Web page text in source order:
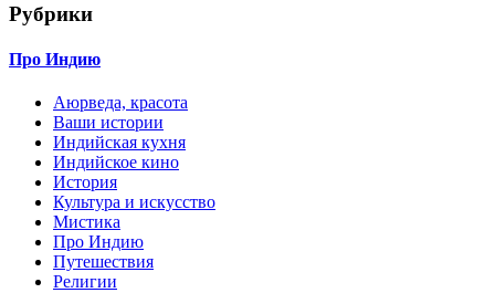
Рубрики
Про Индию
Аюрведа, красота
Ваши истории
Индийская кухня
Индийское кино
История
Культура и искусство
Мистика
Про Индию
Путешествия
Религии